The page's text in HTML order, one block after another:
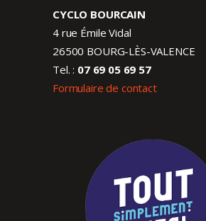
CYCLO BOURCAIN
4 rue Émile Vidal
26500 BOURG-LÈS-VALENCE
Tel. : 07 69 05 69 57
Formulaire de contact